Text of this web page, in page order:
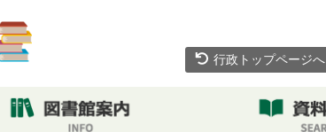
行政トップページへ